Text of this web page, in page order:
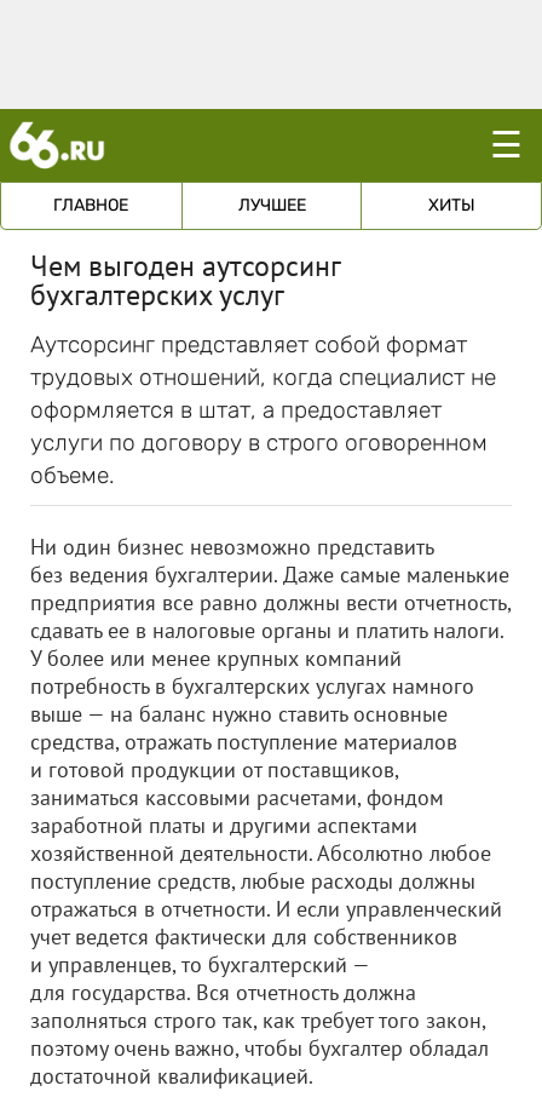
☰
ГЛАВНОЕ ЛУЧШЕЕ ХИТЫ
Чем выгоден аутсорсинг
бухгалтерских услуг
Аутсорсинг представляет собой формат
трудовых отношений, когда специалист не
оформляется в штат, а предоставляет
услуги по договору в строго оговоренном
объеме.
Ни один бизнес невозможно представить
без ведения бухгалтерии. Даже самые маленькие
предприятия все равно должны вести отчетность,
сдавать ее в налоговые органы и платить налоги.
У более или менее крупных компаний
потребность в бухгалтерских услугах намного
выше — на баланс нужно ставить основные
средства, отражать поступление материалов
и готовой продукции от поставщиков,
заниматься кассовыми расчетами, фондом
заработной платы и другими аспектами
хозяйственной деятельности. Абсолютно любое
поступление средств, любые расходы должны
отражаться в отчетности. И если управленческий
учет ведется фактически для собственников
и управленцев, то бухгалтерский —
для государства. Вся отчетность должна
заполняться строго так, как требует того закон,
поэтому очень важно, чтобы бухгалтер обладал
достаточной квалификацией.